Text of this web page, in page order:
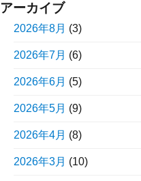
アーカイブ
2026年8月 (3)
2026年7月 (6)
2026年6月 (5)
2026年5月 (9)
2026年4月 (8)
2026年3月 (10)